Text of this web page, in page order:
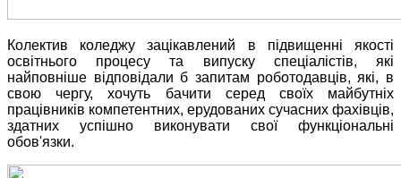
Колектив коледжу зацікавлений в підвищенні якості
освітнього процесу та випуску спеціалістів, які
найповніше відповідали б запитам роботодавців, які, в
свою чергу, хочуть бачити серед своїх майбутніх
працівників компетентних, ерудованих сучасних фахівців,
здатних успішно виконувати свої функціональні
обов'язки.